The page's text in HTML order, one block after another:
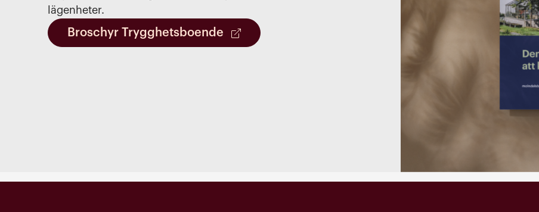
lägenheter.
Broschyr Trygghetsboende